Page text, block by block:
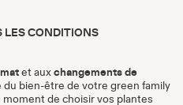
LES CONDITIONS
et aux changements de
du bien-être de votre green family
de choisir vos plantes